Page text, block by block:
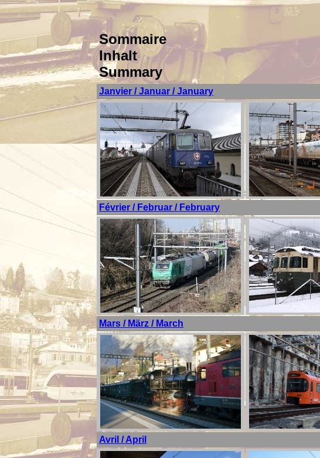
Sommaire
Inhalt
Summary
Janvier / Januar / January
Février / Februar / February
Mars / März / March
Avril / April